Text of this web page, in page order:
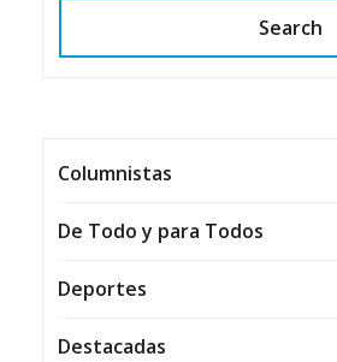
Search
Columnistas
De Todo y para Todos
Deportes
Destacadas